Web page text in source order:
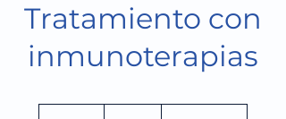
Tratamiento con
inmunoterapias